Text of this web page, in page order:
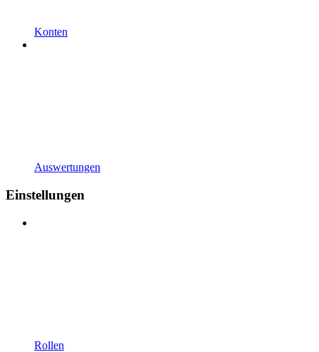
Konten
Auswertungen
Einstellungen
Rollen